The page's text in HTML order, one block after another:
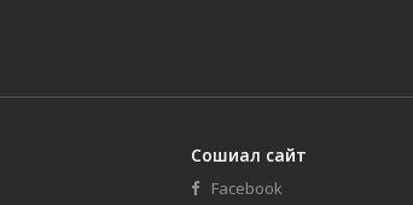
Сошиал сайт
Facebook